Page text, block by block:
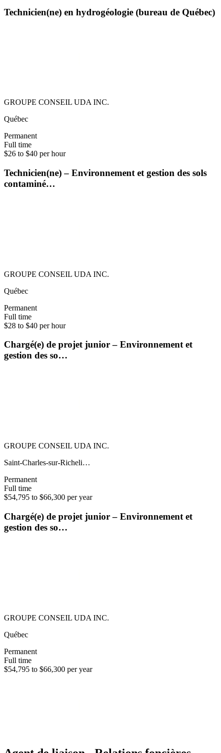
Technicien(ne) en hydrogéologie (bureau de Québec)
GROUPE CONSEIL UDA INC.
Québec
Permanent
Full time
$26 to $40 per hour
Technicien(ne) – Environnement et gestion des sols
contaminé…
GROUPE CONSEIL UDA INC.
Québec
Permanent
Full time
$28 to $40 per hour
Chargé(e) de projet junior – Environnement et
gestion des so…
GROUPE CONSEIL UDA INC.
Saint-Charles-sur-Richeli…
Permanent
Full time
$54,795 to $66,300 per year
Chargé(e) de projet junior – Environnement et
gestion des so…
GROUPE CONSEIL UDA INC.
Québec
Permanent
Full time
$54,795 to $66,300 per year